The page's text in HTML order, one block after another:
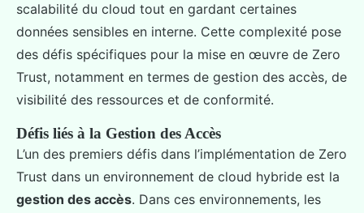
scalabilité du cloud tout en gardant certaines
données sensibles en interne. Cette complexité pose
des défis spécifiques pour la mise en œuvre de Zero
Trust, notamment en termes de gestion des accès, de
visibilité des ressources et de conformité.
Défis liés à la Gestion des Accès
L’un des premiers défis dans l’implémentation de Zero
Trust dans un environnement de cloud hybride est la
gestion des accès. Dans ces environnements, les